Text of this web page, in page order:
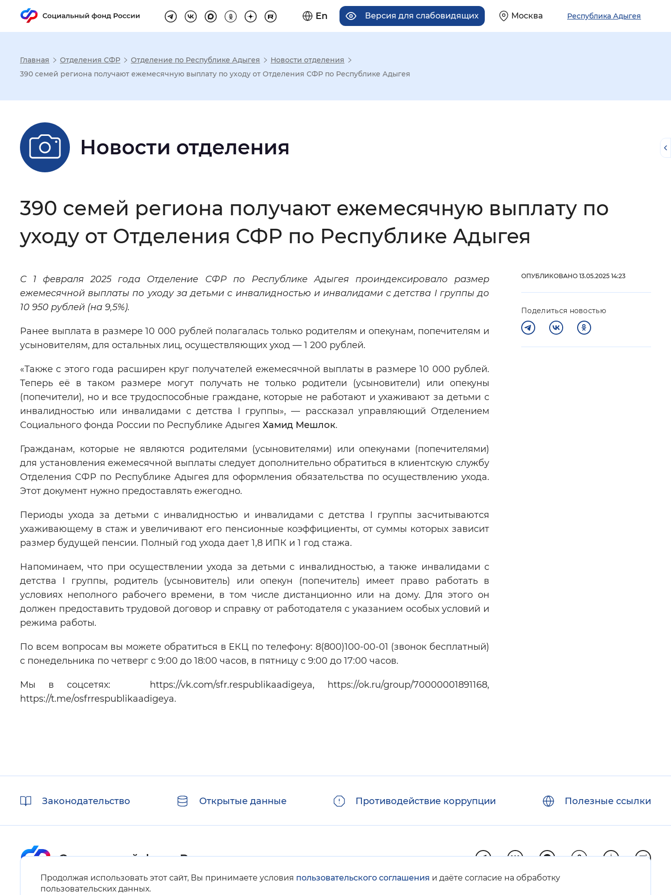
En Версия для слабовидящих Москва Республика Адыгея
Настройка режима отображения
Шрифт: Без засечек С засечками
Интервал между буквами
Цвет сайта Монохромный Инверсивный монохромный Синий фон
Изображения : Включены Выключены
Вернуть стандартные настройки
Главная Отделения СФР Отделение по Республике Адыгея
Новости отделения
390 семей региона получают ежемесячную выплату по уходу от Отделения СФР по Республике Адыгея
Новости отделения
390 семей региона получают ежемесячную выплату по
уходу от Отделения СФР по Республике Адыгея
С 1 февраля 2025 года Отделение СФР по Республике Адыгея проиндексировало размер
ежемесячной выплаты по уходу за детьми с инвалидностью и инвалидами с детства I группы до
10 950 рублей (на 9,5%).
Ранее выплата в размере 10 000 рублей полагалась только родителям и опекунам, попечителям и
усыновителям, для остальных лиц, осуществляющих уход — 1 200 рублей.
«Также с этого года расширен круг получателей ежемесячной выплаты в размере 10 000 рублей.
Теперь её в таком размере могут получать не только родители (усыновители) или опекуны
(попечители), но и все трудоспособные граждане, которые не работают и ухаживают за детьми с
инвалидностью или инвалидами с детства I группы», — рассказал управляющий Отделением
Социального фонда России по Республике Адыгея Хамид Мешлок.
Гражданам, которые не являются родителями (усыновителями) или опекунами (попечителями)
для установления ежемесячной выплаты следует дополнительно обратиться в клиентскую службу
Отделения СФР по Республике Адыгея для оформления обязательства по осуществлению ухода.
Этот документ нужно предоставлять ежегодно.
Периоды ухода за детьми с инвалидностью и инвалидами с детства I группы засчитываются
ухаживающему в стаж и увеличивают его пенсионные коэффициенты, от суммы которых зависит
размер будущей пенсии. Полный год ухода дает 1,8 ИПК и 1 год стажа.
Напоминаем, что при осуществлении ухода за детьми с инвалидностью, а также инвалидами с
детства I группы, родитель (усыновитель) или опекун (попечитель) имеет право работать в
условиях неполного рабочего времени, в том числе дистанционно или на дому. Для этого он
должен предоставить трудовой договор и справку от работодателя с указанием особых условий и
режима работы.
По всем вопросам вы можете обратиться в ЕКЦ по телефону: 8(800)100-00-01 (звонок бесплатный)
с понедельника по четверг с 9:00 до 18:00 часов, в пятницу с 9:00 до 17:00 часов.
Мы в соцсетях: https://vk.com/sfr.respublikaadigeya, https://ok.ru/group/70000001891168,
https://t.me/osfrrespublikaadigeya.
ОПУБЛИКОВАНО 13.05.2025 14:23
Поделиться новостью
Продолжая использовать этот сайт, Вы принимаете условия пользовательского соглашения и даёте согласие на обработку
пользовательских данных.
ссылкиЗаконодательство Открытые данные Противодействие коррупции Полезные ссылки
Карта сайта